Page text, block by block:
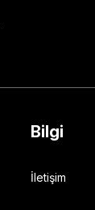
Bilgi
İletişim